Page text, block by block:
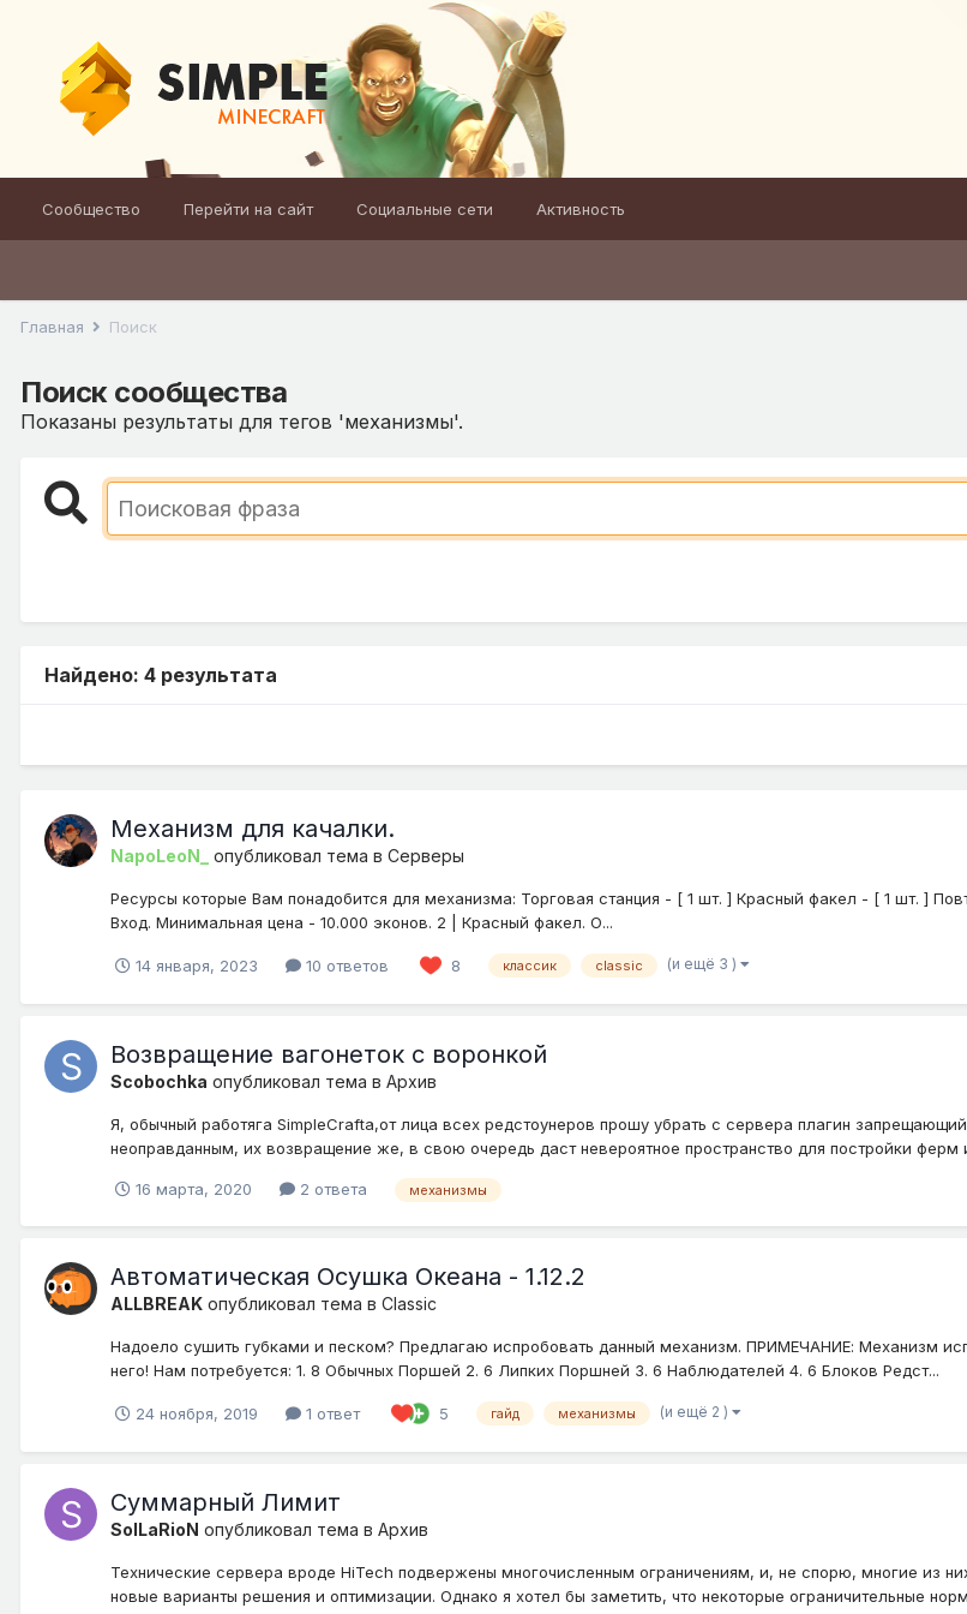
Сообщество Перейти на сайт Социальные сети Активность
Главная Поиск
Поиск сообщества
Показаны результаты для тегов 'механизмы'.
Найдено: 4 результата
Механизм для качалки.
NapoLeoN_ опубликовал тема в Серверы
Ресурсы которые Вам понадобится для механизма: Торговая станция - [ 1 шт. ] Красный факел - [ 1 шт. ]
Вход. Минимальная цена - 10.000 эконов. 2 | Красный факел. О...
14 января, 2023 10 ответов 8 классик classic (и ещё 3 )
Возвращение вагонеток с воронкой
Scobochka опубликовал тема в Архив
Я, обычный работяга SimpleCrafta,от лица всех редстоунеров прошу убрать с сервера плагин
неоправданным, их возвращение же, в свою очередь даст невероятное пространство для постройки ферм
16 марта, 2020 2 ответа механизмы
Автоматическая Осушка Океана - 1.12.2
ALLBREAK опубликовал тема в Classic
Надоело сушить губками и песком? Предлагаю испробовать данный механизм. ПРИМЕЧАНИЕ: Механизм
него! Нам потребуется: 1. 8 Обычных Поршей 2. 6 Липких Поршней 3. 6 Наблюдателей 4. 6 Блоков Редст...
24 ноября, 2019 1 ответ 5 гайд механизмы (и ещё 2 )
Суммарный Лимит
SolLaRioN опубликовал тема в Архив
Технические сервера вроде HiTech подвержены многочисленным ограничениям, и, не спорю, многие из
новые варианты решения и оптимизации. Однако я хотел бы заметить, что некоторые ограничительные